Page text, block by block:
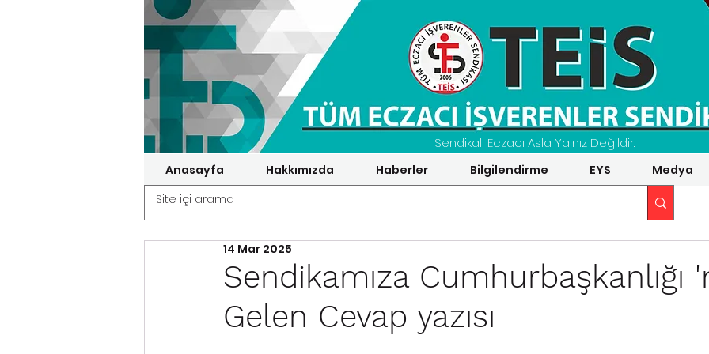
Sendikalı Eczacı Asla Yalnız Değildir.
Anasayfa Hakkımızda Haberler Bilgilendirme EYS Medya
Sendikamıza Cumhurbaşkanlığı
Gelen Cevap yazısı
14 Mar 2025